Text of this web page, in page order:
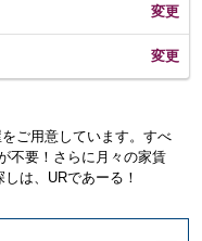
変更
変更
ご用意しています。すべ
不要！さらに月々の家賃
は、URであーる！